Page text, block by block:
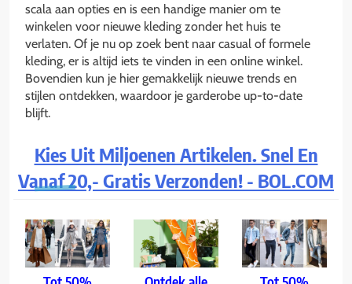
scala aan opties en is een handige manier om te
winkelen voor nieuwe kleding zonder het huis te
verlaten. Of je nu op zoek bent naar casual of formele
kleding, er is altijd iets te vinden in een online winkel.
Bovendien kun je hier gemakkelijk nieuwe trends en
stijlen ontdekken, waardoor je garderobe up-to-date
blijft.
Kies Uit Miljoenen Artikelen. Snel En
Vanaf 20,- Gratis Verzonden! - BOL.COM